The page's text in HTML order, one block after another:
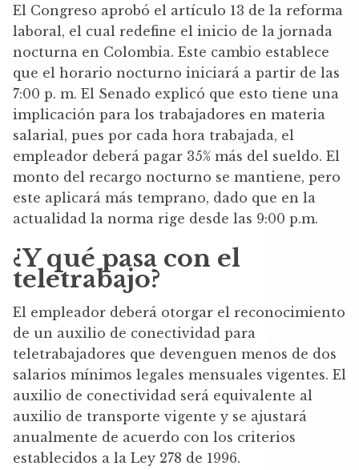
El Congreso aprobó el artículo 13 de la reforma
laboral, el cual redefine el inicio de la jornada
nocturna en Colombia. Este cambio establece
que el horario nocturno iniciará a partir de las
7:00 p. m. El Senado explicó que esto tiene una
implicación para los trabajadores en materia
salarial, pues por cada hora trabajada, el
empleador deberá pagar 35% más del sueldo. El
monto del recargo nocturno se mantiene, pero
este aplicará más temprano, dado que en la
actualidad la norma rige desde las 9:00 p.m.
¿Y qué pasa con el
teletrabajo?
El empleador deberá otorgar el reconocimiento
de un auxilio de conectividad para
teletrabajadores que devenguen menos de dos
salarios mínimos legales mensuales vigentes. El
auxilio de conectividad será equivalente al
auxilio de transporte vigente y se ajustará
anualmente de acuerdo con los criterios
establecidos a la Ley 278 de 1996.